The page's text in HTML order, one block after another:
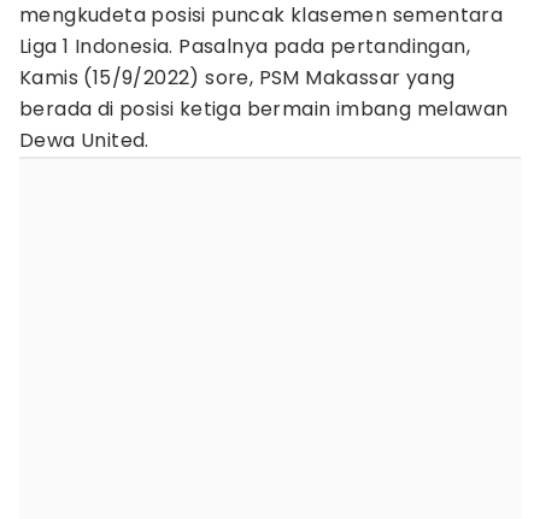
mengkudeta posisi puncak klasemen sementara
Liga 1 Indonesia. Pasalnya pada pertandingan,
Kamis (15/9/2022) sore, PSM Makassar yang
berada di posisi ketiga bermain imbang melawan
Dewa United.